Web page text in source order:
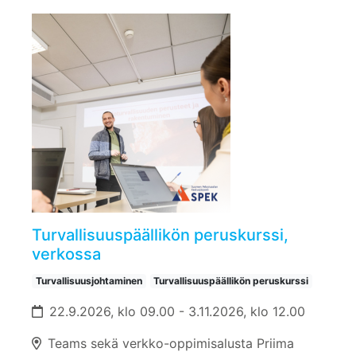
Turvallisuuspäällikön peruskurssi,
verkossa
Turvallisuusjohtaminen Turvallisuuspäällikön peruskurssi
22.9.2026, klo 09.00 - 3.11.2026, klo 12.00
Teams sekä verkko-oppimisalusta Priima